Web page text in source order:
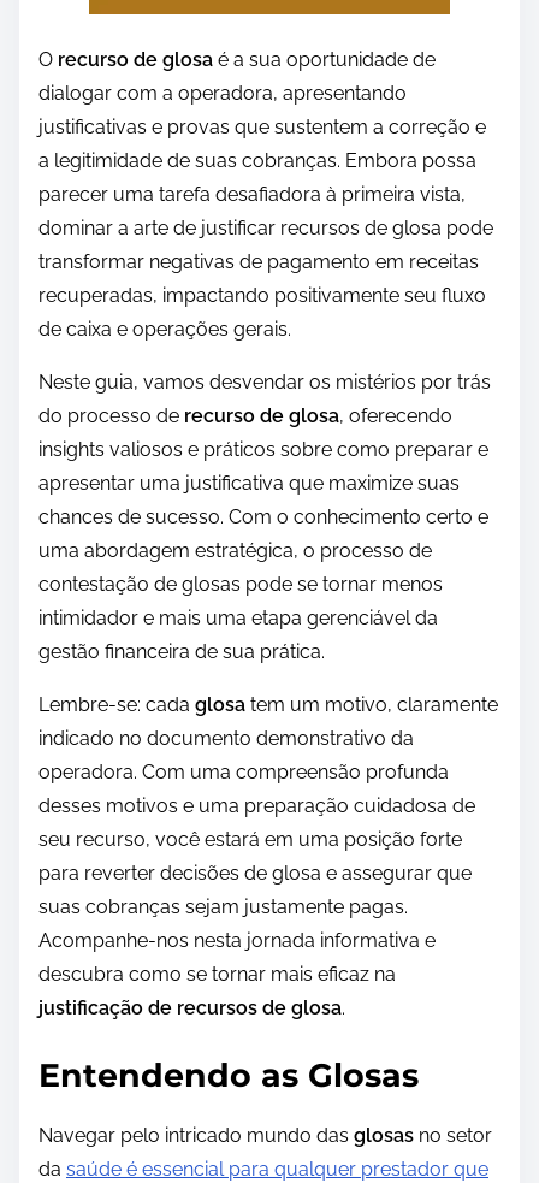
O recurso de glosa é a sua oportunidade de
dialogar com a operadora, apresentando
justificativas e provas que sustentem a correção e
a legitimidade de suas cobranças. Embora possa
parecer uma tarefa desafiadora à primeira vista,
dominar a arte de justificar recursos de glosa pode
transformar negativas de pagamento em receitas
recuperadas, impactando positivamente seu fluxo
de caixa e operações gerais.
Neste guia, vamos desvendar os mistérios por trás
do processo de recurso de glosa, oferecendo
insights valiosos e práticos sobre como preparar e
apresentar uma justificativa que maximize suas
chances de sucesso. Com o conhecimento certo e
uma abordagem estratégica, o processo de
contestação de glosas pode se tornar menos
intimidador e mais uma etapa gerenciável da
gestão financeira de sua prática.
Lembre-se: cada glosa tem um motivo, claramente
indicado no documento demonstrativo da
operadora. Com uma compreensão profunda
desses motivos e uma preparação cuidadosa de
seu recurso, você estará em uma posição forte
para reverter decisões de glosa e assegurar que
suas cobranças sejam justamente pagas.
Acompanhe-nos nesta jornada informativa e
descubra como se tornar mais eficaz na
justificação de recursos de glosa.
Entendendo as Glosas
Navegar pelo intricado mundo das glosas no setor
da saúde é essencial para qualquer prestador que